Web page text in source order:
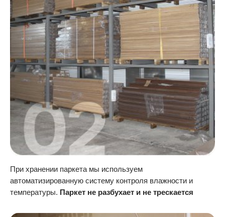
При хранении паркета мы используем
автоматизированную систему контроля влажности и
температуры. Паркет не разбухает и не трескается